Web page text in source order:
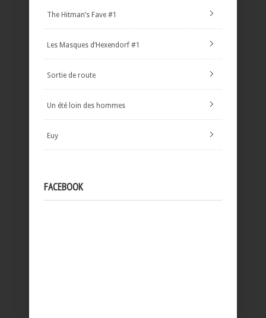
The Hitman’s Fave #1
Les Masques d’Hexendorf #1
Sortie de route
Un été loin des hommes
Euy
FACEBOOK